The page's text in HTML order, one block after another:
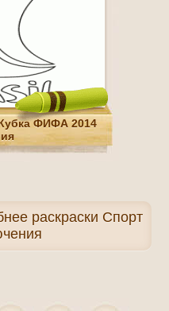
ФИФА 2014
раскраски Спорт